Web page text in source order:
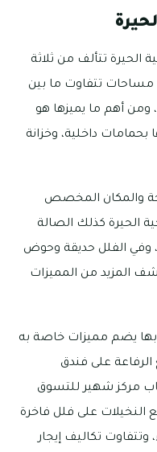
الحيرة تتألف من ثلاثة
مساحات تتفاوت ما بين
ومن أهم ما يميزها هو
بحمامات داخلية، وخزانة
والمكان المخصص
الحيرة كذلك الصالة
وفي الفلل حديقة وحوض
المزيد من المميزات
يضم مميزات خاصة به
على فندق
مركز شهير للتسوق
النخيلات على فلل فاخرة
تكاليف إيجار